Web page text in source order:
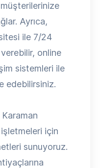
Ayrıca,
ile 7/24
online
sistemleri ile
edebilirsiniz.
için
sunuyoruz.